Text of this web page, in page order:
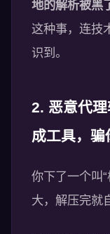
地的解析被黑
这种事，连技
识到。
2. 恶意代
成工具，骗
你下了一个叫
大，解压完就